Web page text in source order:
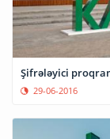
Şifrələyici
29-06-2016